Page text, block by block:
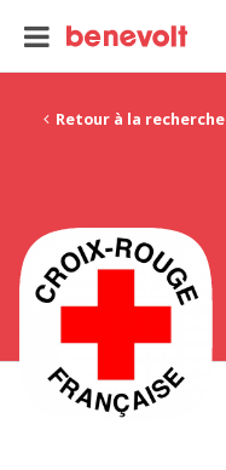
Retour à la recherche